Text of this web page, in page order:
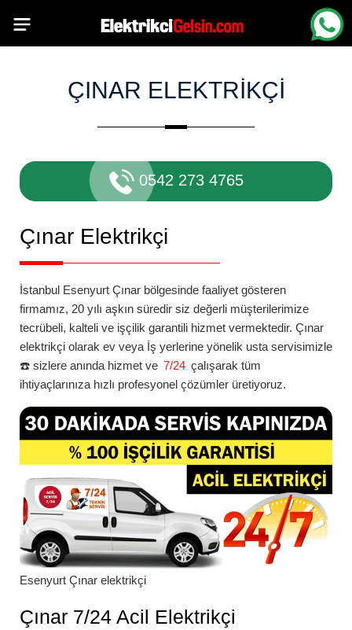
ÇINAR ELEKTRIKÇI
0542 273 4765
Çınar Elektrikçi
İstanbul Esenyurt Çınar bölgesinde faaliyet gösteren
firmamız, 20 yılı aşkın süredir siz değerli müşterilerimize
tecrübeli, kalteli ve işçilik garantili hizmet vermektedir. Çınar
elektrikçi olarak ev veya İş yerlerine yönelik usta servisimizle
☎️ sizlere anında hizmet ve 7/24 çalışarak tüm
ihtiyaçlarınıza hızlı profesyonel çözümler üretiyoruz.
Esenyurt Çınar elektrikçi
Çınar 7/24 Acil Elektrikçi